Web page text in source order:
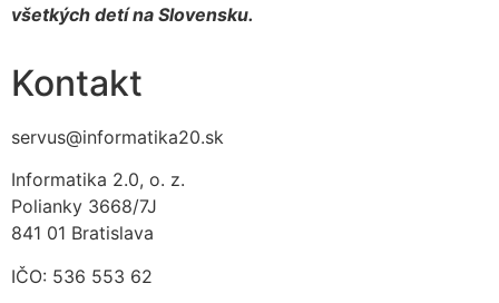
všetkých detí na Slovensku.
Kontakt
servus@informatika20.sk
Informatika 2.0, o. z.
Polianky 3668/7J
841 01 Bratislava
IČO: 536 553 62